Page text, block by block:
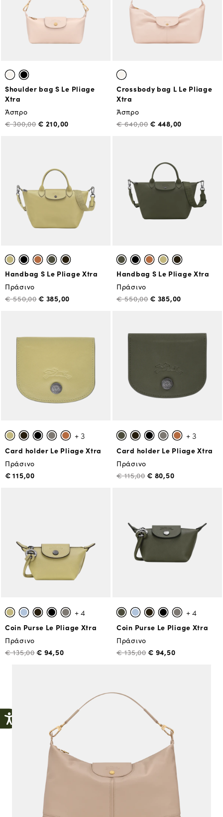
Shoulder bag S Le Pliage
Xtra
Άσπρο
€ 300,00€ 210,00
Crossbody bag L Le Pliage
Xtra
Άσπρο
€ 640,00€ 448,00
Handbag S Le Pliage Xtra
Πράσινο
€ 550,00€ 385,00
Handbag S Le Pliage Xtra
Πράσινο
€ 550,00€ 385,00
+ 3
Card holder Le Pliage Xtra
Πράσινο
€ 115,00
+ 3
Card holder Le Pliage Xtra
Πράσινο
€ 115,00€ 80,50
+ 4
Coin Purse Le Pliage Xtra
Πράσινο
€ 135,00€ 94,50
+ 4
Coin Purse Le Pliage Xtra
Πράσινο
€ 135,00€ 94,50